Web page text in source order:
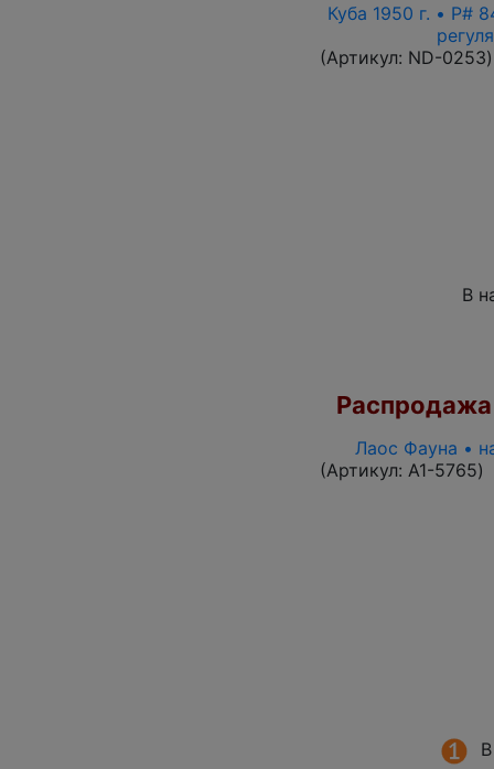
Куба 1950 г. • P#
(Артикул: ND-0253)
В
Распродажа
Лаос Фауна •
(Артикул: A1-5765)